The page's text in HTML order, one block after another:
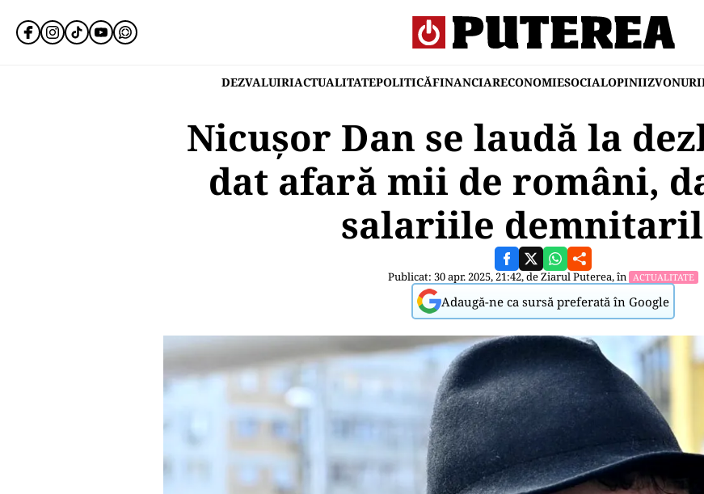
DEZVALUIRIACTUALITATEPOLITICĂFINANCIARECONOMIESOCIALOPINIIZVONURI
Nicușor Dan se laudă la
dat afară mii de români,
salariile
Publicat: 30 apr. 2025, 21:42, deZiarul Puterea, în ACTUALITATE
Adaugă-ne ca sursă preferată în Google